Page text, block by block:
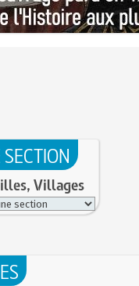
Villages